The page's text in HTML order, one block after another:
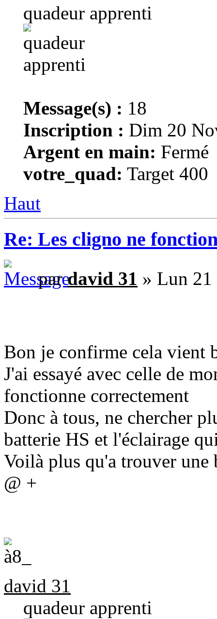
quadeur apprenti
Message(s) : 18
Inscription : Dim 20
Argent en main: Fermé
votre_quad: Target 400
Haut
Re: Les cligno ne
pardavid 31 » Lun
Bon je confirme cela vient
J'ai essayé avec celle de
fonctionne correctement
Donc à tous, ne chercher
batterie HS et l'éclairage
Voilà plus qu'a trouver une
@ +
david 31
quadeur apprenti